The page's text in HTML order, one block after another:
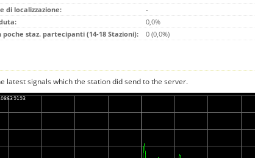
di localizzazione:
-
0,0%
poche staz. partecipanti (14-18 Stazioni):
0 (0,0%)
latest signals which the station did send to the server.